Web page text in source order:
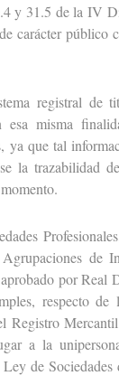
y 31.5 de la IV
carácter público
registral de
esa misma
ya que tal
la trazabilidad
de
por Real
respecto de
a la
de